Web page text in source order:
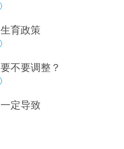
育政策
不要调整？
定导致